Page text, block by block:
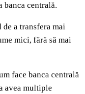
banca centrală.
de a transfera mai
mici, fără să mai
face banca centrală
avea multiple